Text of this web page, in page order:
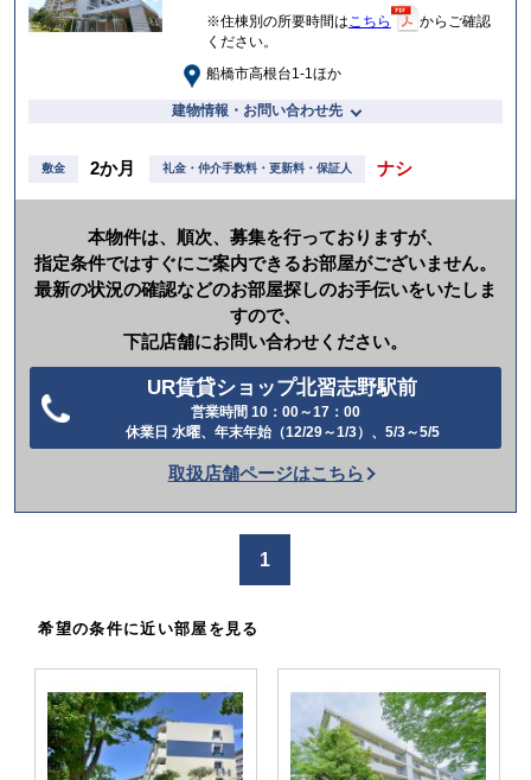
※住棟別の所要時間はこちら
からご確認
ください。
船橋市高根台1-1ほか
建物情報・お問い合わせ先
敷金 2か月 礼金・仲介手数料・更新料・保証人 ナシ
本物件は、順次、募集を行っておりますが、
指定条件ではすぐにご案内できるお部屋がございません。
最新の状況の確認などのお部屋探しのお手伝いをいたしま
すので、
下記店舗にお問い合わせください。
UR賃貸ショップ北習志野駅前
営業時間 10：00～17：00
休業日 水曜、年末年始（12/29～1/3）、5/3～5/5
話
か
取扱店舗ページはこちら
1
希望の条件に近い部屋を見る